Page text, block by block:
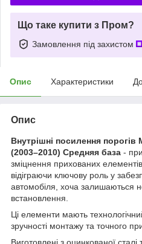
Що таке купити з Пром?
Замовлення під захистом
Опис Характеристики
Опис
Внутрішні посилення
(2003–2010) Средняя база -
зміцнення прихованих елементів
відіграючи ключову роль у
автомобіля, хоча залишаються
встановлення.
Ці елементи мають
зручності монтажу та точного
Виготовлені з оцинкованої